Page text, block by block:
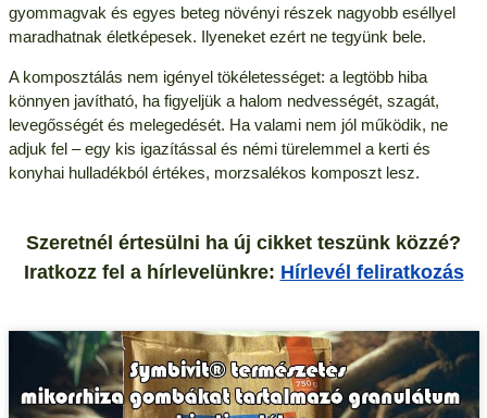
gyommagvak és egyes beteg növényi részek nagyobb eséllyel
maradhatnak életképesek. Ilyeneket ezért ne tegyünk bele.
A komposztálás nem igényel tökéletességet: a legtöbb hiba
könnyen javítható, ha figyeljük a halom nedvességét, szagát,
levegősségét és melegedését. Ha valami nem jól működik, ne
adjuk fel – egy kis igazítással és némi türelemmel a kerti és
konyhai hulladékból értékes, morzsalékos komposzt lesz.
Szeretnél értesülni ha új cikket teszünk közzé?
Iratkozz fel a hírlevelünkre: Hírlevél feliratkozás